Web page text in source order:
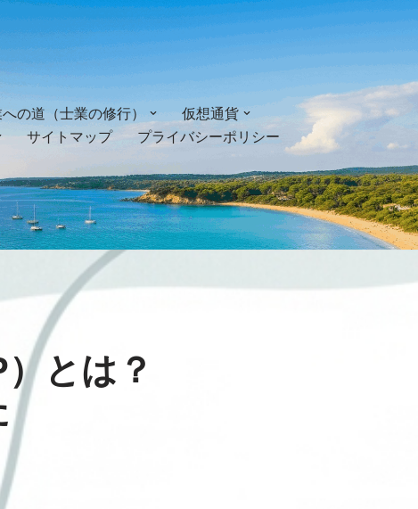
の道（士業の修行）
仮想通貨
サイトマップ プライバシーポリシー
とは？